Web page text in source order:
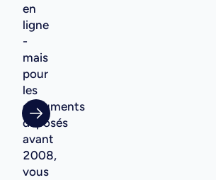
en
ligne
-
mais
pour
les
documents
déposés
avant
2008,
vous